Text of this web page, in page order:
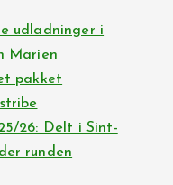
udladninger i
Marien
pakket
26: Delt i Sint-
runden